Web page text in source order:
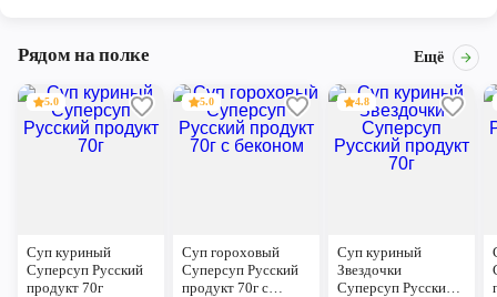
Рядом на полке Ещё
5.0
Суп куриный
Суперсуп Русский
продукт 70г
5.0
Суп гороховый
Суперсуп Русский
продукт 70г с
4.8
Суп куриный
Звездочки
Суперсуп Русский